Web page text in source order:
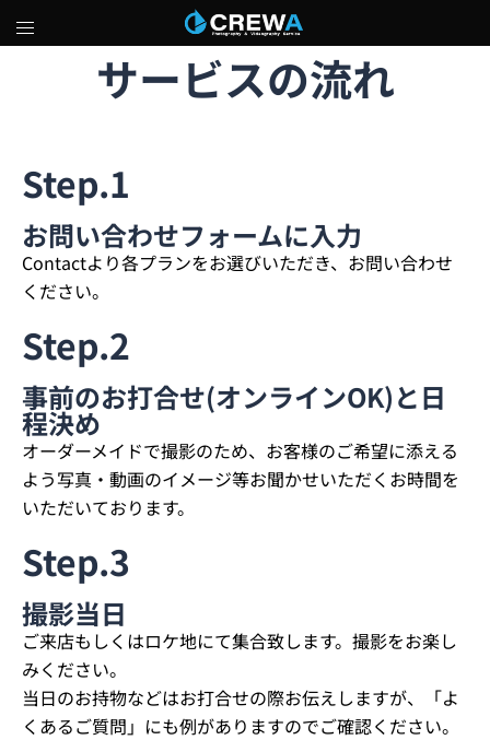
サービスの流れ
Step.1
お問い合わせフォームに入力​
Contactより各プランをお選びいただき、お問い合わせ
ください。
Step.2
事前のお打合せ(オンラインOK)と日
程決め
オーダーメイドで撮影のため、お客様のご希望に添える
よう写真・動画のイメージ等お聞かせいただくお時間を
いただいております。
Step.3
撮影当日
ご来店もしくはロケ地にて集合致します。撮影をお楽し
みください。
当日のお持物などはお打合せの際お伝えしますが、「よ
くあるご質問」にも例がありますのでご確認ください。